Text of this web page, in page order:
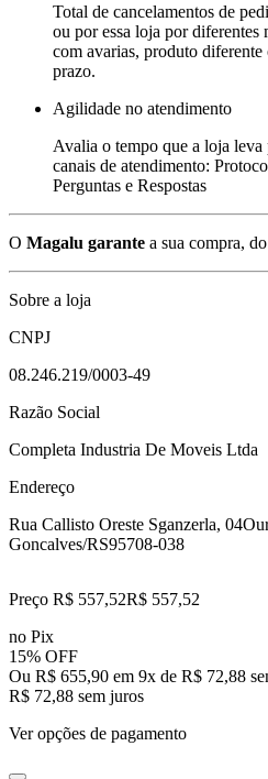
Total de cancelamentos de
ou por essa loja por
com avarias, produto
prazo.
Agilidade no atendimento
Avalia o tempo que a loja leva
canais de atendimento:
Perguntas e Respostas
O Magalu garante a sua compra,
Sobre a loja
CNPJ
08.246.219/0003-49
Razão Social
Completa Industria De Moveis Ltda
Endereço
Rua Callisto Oreste Sganzerla, 04
Goncalves/RS95708-038
Preço R$ 557,52R$ 557,52
no Pix
15% OFF
Ou R$ 655,90 em 9x de R$ 72,88
R$ 72,88 sem juros
Ver opções de pagamento